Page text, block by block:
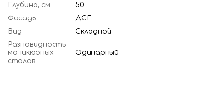
Глубина, см
50
Фасады
ДСП
Вид
Складной
Разновидность
маникюрных
столов
Одинарный